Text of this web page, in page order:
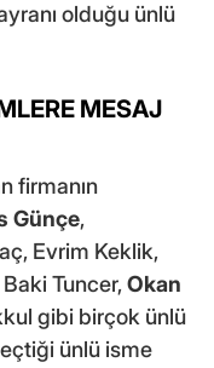
olduğu ünlü
MESAJ
firmanın
Günçe,
Evrim Keklik,
Tuncer,Okan
gibi birçok ünlü
ünlü isme